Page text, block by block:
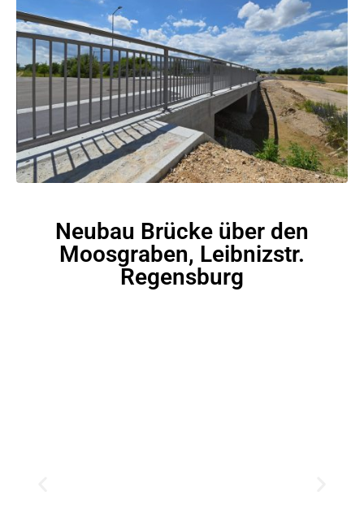
Neubau Brücke über den
Moosgraben, Leibnizstr.
Regensburg